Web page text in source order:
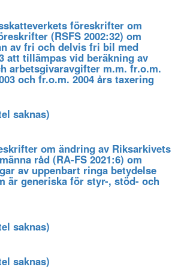
föreskrifter om
(RSFS 2002:32) om
av fri och delvis fri bil med
att tillämpas vid beräkning av
arbetsgivaravgifter m.m. fr.o.m.
och fr.o.m. 2004 års taxering
saknas)
om ändring av Riksarkivets
råd (RA-FS 2021:6) om
av uppenbart ringa betydelse
är generiska för styr-, stöd- och
saknas)
saknas)